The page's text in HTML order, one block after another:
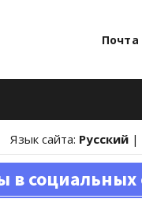
Почта
Язык сайта: Русский |
в социальных